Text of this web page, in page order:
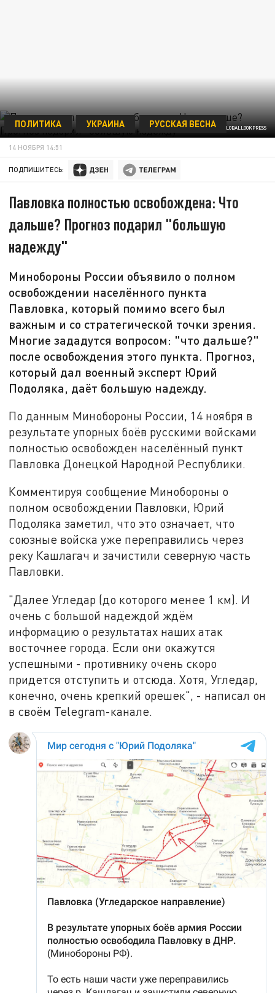
© KOMSOMOLSKAYA PRAVDA/GLOBALLOOKPRESS
ПОЛИТИКА УКРАИНА РУССКАЯ ВЕСНА
14 НОЯБРЯ 14:51
ПОДПИШИТЕСЬ:
Павловка полностью освобождена: Что
дальше? Прогноз подарил "большую
надежду"
Минобороны России объявило о полном
освобождении населённого пункта
Павловка, который помимо всего был
важным и со стратегической точки зрения.
Многие зададутся вопросом: "что дальше?"
после освобождения этого пункта. Прогноз,
который дал военный эксперт Юрий
Подоляка, даёт большую надежду.
По данным Минобороны России, 14 ноября в
результате упорных боёв русскими войсками
полностью освобожден населённый пункт
Павловка Донецкой Народной Республики.
Комментируя сообщение Минобороны о
полном освобождении Павловки, Юрий
Подоляка заметил, что это означает, что
союзные войска уже переправились через
реку Кашлагач и зачистили северную часть
Павловки.
"Далее Угледар (до которого менее 1 км). И
очень с большой надеждой ждём
информацию о результатах наших атак
восточнее города. Если они окажутся
успешными - противнику очень скоро
придется отступить и отсюда. Хотя, Угледар,
конечно, очень крепкий орешек", - написал он
в своём Telegram-канале.